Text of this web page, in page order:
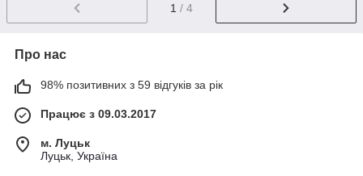
1 / 4
Про нас
98% позитивних з 59 відгуків за рік
Працює з 09.03.2017
м. Луцьк
Луцьк, Україна